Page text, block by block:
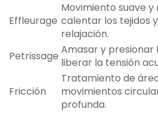
Effleurage
Movimiento suave
calentar los tejidos
relajación.
Petrissage Amasar y presionar
liberar la tensión
Fricción
Tratamiento de
movimientos
profunda.